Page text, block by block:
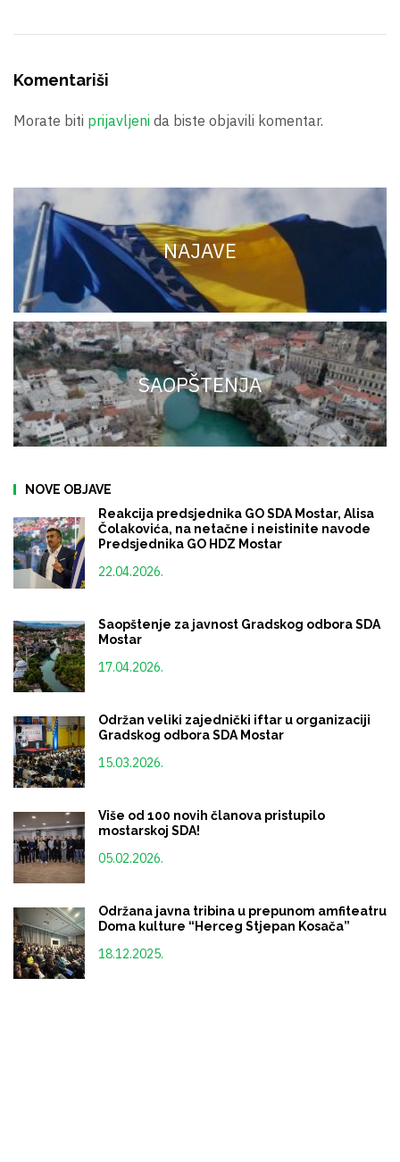
Komentariši
Morate biti prijavljeni da biste objavili komentar.
NAJAVE
SAOPŠTENJA
NOVE OBJAVE
Reakcija predsjednika GO SDA Mostar, Alisa
Čolakovića, na netačne i neistinite navode
Predsjednika GO HDZ Mostar
22.04.2026.
Saopštenje za javnost Gradskog odbora SDA
Mostar
17.04.2026.
Održan veliki zajednički iftar u organizaciji
Gradskog odbora SDA Mostar
15.03.2026.
Više od 100 novih članova pristupilo
mostarskoj SDA!
05.02.2026.
Održana javna tribina u prepunom amfiteatru
Doma kulture “Herceg Stjepan Kosača”
18.12.2025.